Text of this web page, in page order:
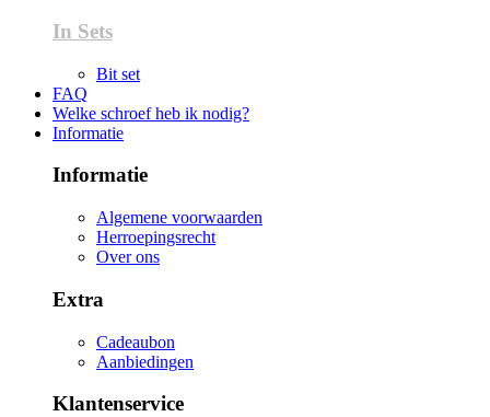
In Sets
Bit set
FAQ
Welke schroef heb ik nodig?
Informatie
Informatie
Algemene voorwaarden
Herroepingsrecht
Over ons
Extra
Cadeaubon
Aanbiedingen
Klantenservice